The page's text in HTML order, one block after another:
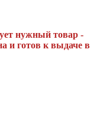
нужный товар -
и готов к выдаче в